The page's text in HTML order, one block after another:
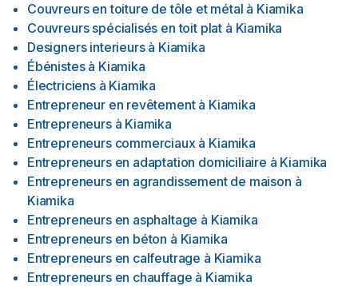
Couvreurs en toiture de tôle et métal à Kiamika
Couvreurs spécialisés en toit plat à Kiamika
Designers interieurs à Kiamika
Ébénistes à Kiamika
Électriciens à Kiamika
Entrepreneur en revêtement à Kiamika
Entrepreneurs à Kiamika
Entrepreneurs commerciaux à Kiamika
Entrepreneurs en adaptation domiciliaire à Kiamika
Entrepreneurs en agrandissement de maison à
Kiamika
Entrepreneurs en asphaltage à Kiamika
Entrepreneurs en béton à Kiamika
Entrepreneurs en calfeutrage à Kiamika
Entrepreneurs en chauffage à Kiamika